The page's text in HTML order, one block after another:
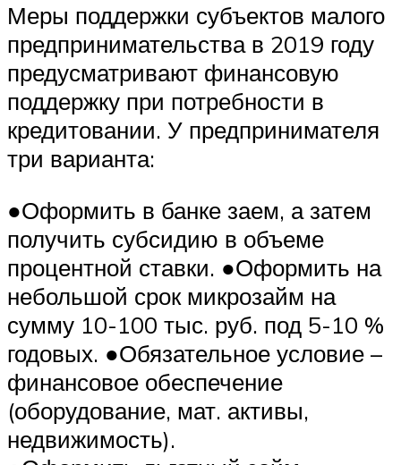
Меры поддержки субъектов малого
предпринимательства в 2019 году
предусматривают финансовую
поддержку при потребности в
кредитовании. У предпринимателя
три варианта:
●Оформить в банке заем, а затем
получить субсидию в объеме
процентной ставки. ●Оформить на
небольшой срок микрозайм на
сумму 10-100 тыс. руб. под 5-10 %
годовых. ●Обязательное условие –
финансовое обеспечение
(оборудование, мат. активы,
недвижимость).